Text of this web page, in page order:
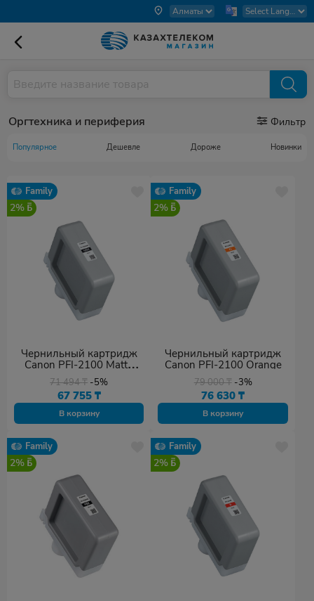
Оргтехника и периферия Фильтр
Популярное Дешевле Дороже Новинки
Family
2%
Чернильный картридж
Canon PFI-2100 Matte
Black
71 494₸ -5%
67 755 ₸
В корзину
Family
2%
Чернильный картридж
Canon PFI-2100 Orange
79 000₸ -3%
76 630₸
В корзину
Family
2%
Family
2%